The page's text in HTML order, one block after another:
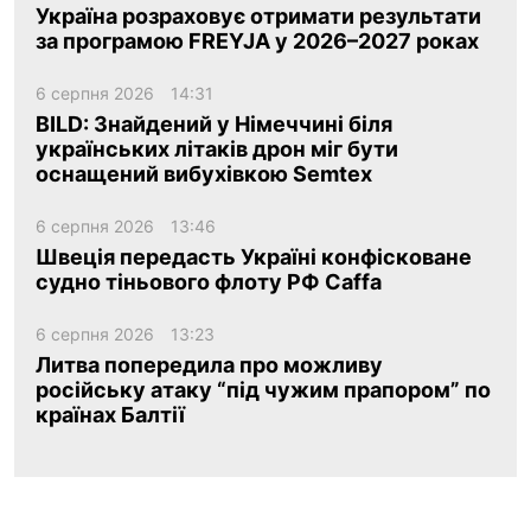
Україна розраховує отримати результати
за програмою FREYJA у 2026–2027 роках
6 серпня 2026 14:31
BILD: Знайдений у Німеччині біля
українських літаків дрон міг бути
оснащений вибухівкою Semtex
6 серпня 2026 13:46
Швеція передасть Україні конфісковане
судно тіньового флоту РФ Caffa
6 серпня 2026 13:23
Литва попередила про можливу
російську атаку “під чужим прапором” по
країнах Балтії